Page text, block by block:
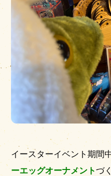
営業時間|お知らせ
イースターイベント期間
ーエッグオーナメントづ